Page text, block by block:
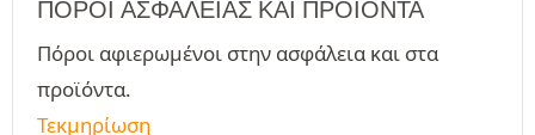
ΠΌΡΟΙ ΑΣΦΑΛΕΊΑΣ ΚΑΙ ΠΡΟΪΌΝΤΑ
Πόροι αφιερωμένοι στην ασφάλεια και στα
προϊόντα.
Τεκμηρίωση